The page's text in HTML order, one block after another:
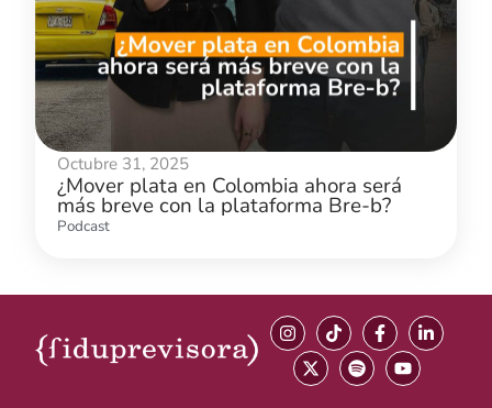
Octubre 31, 2025
¿Mover plata en Colombia ahora será
más breve con la plataforma Bre-b?
Podcast